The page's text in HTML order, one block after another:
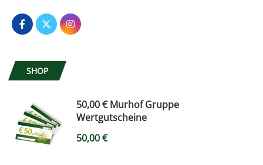
SHOP
50,00 € Murhof Gruppe
Wertgutscheine
50,00€